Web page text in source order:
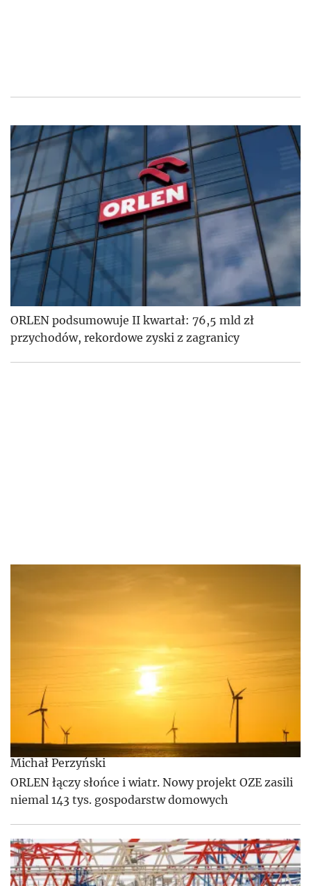
ORLEN podsumowuje II kwartał: 76,5 mld zł
przychodów, rekordowe zyski z zagranicy
Michał Perzyński
ORLEN łączy słońce i wiatr. Nowy projekt OZE zasili
niemal 143 tys. gospodarstw domowych